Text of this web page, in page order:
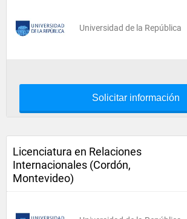
Universidad de la República
Solicitar información
Licenciatura en Relaciones
Internacionales (Cordón,
Montevideo)